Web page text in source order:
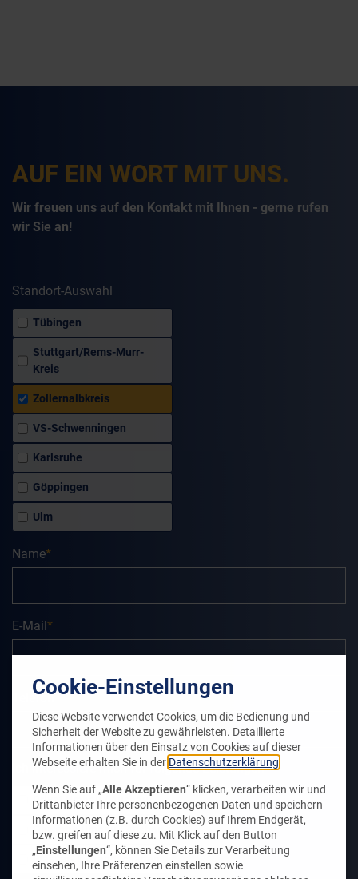
AUF EIN WORT MIT UNS.
Wir freuen uns auf den Kontakt mit Ihnen - gerne rufen
wir Sie an!
Standort-Auswahl
Tübingen
Stuttgart/Rems-Murr-
Kreis
Zollernalbkreis
VS-Schwenningen
Karlsruhe
Göppingen
Ulm
Pflichtfeld
Name*
Pflichtfeld
E-Mail *
Telefon
Ich interessiere mich für folgende Leistungen
Privat Umbau / Ausbau
Gewerbe Umbau / Ausbau
Wasser- & Brandschaden
Cookie-Einstellungen
Diese Website verwendet Cookies, um die Bedienung und
Sicherheit der Website zu gewährleisten. Detaillierte
Informationen über den Einsatz von Cookies auf dieser
Webseite erhalten Sie in derDatenschutzerklärung
Wenn Sie auf „Alle Akzeptieren“ klicken, verarbeiten wir und
Drittanbieter Ihre personenbezogenen Daten und speichern
Informationen (z.B. durch Cookies) auf Ihrem Endgerät,
bzw. greifen auf diese zu. Mit Klick auf den Button
„Einstellungen“, können Sie Details zur Verarbeitung
einsehen, Ihre Präferenzen einstellen sowie